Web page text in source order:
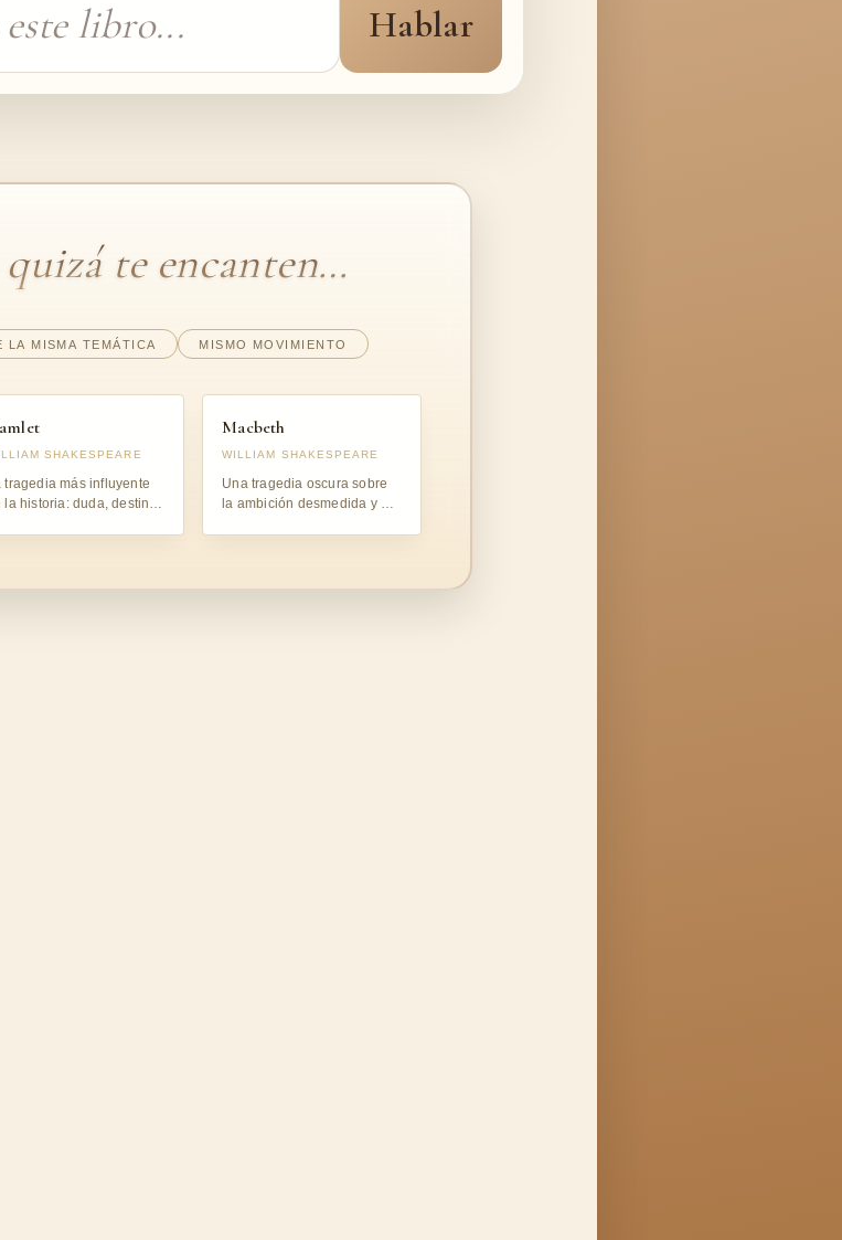
Hablar
te encanten…
LA MISMA TEMÁTICA MISMO MOVIMIENTO
SHAKESPEARE
tragedia más influyente
la historia: duda, destino
Macbeth
WILLIAM SHAKESPEARE
Una tragedia oscura sobre
la ambición desmedida y el